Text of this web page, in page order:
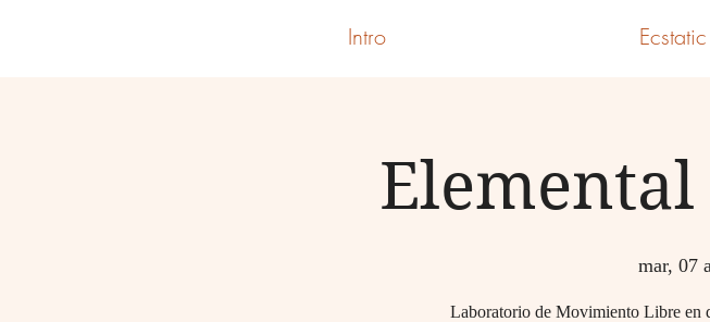
Intro
mar, 07
Laboratorio de Movimiento Libre en